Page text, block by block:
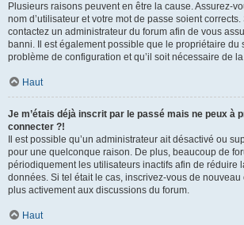
Plusieurs raisons peuvent en être la cause. Assurez-
nom d’utilisateur et votre mot de passe soient corrects.
contactez un administrateur du forum afin de vous
banni. Il est également possible que le propriétaire du
problème de configuration et qu’il soit nécessaire de
Haut
Je m’étais déjà inscrit par le passé mais ne peux à
connecter ?!
Il est possible qu’un administrateur ait désactivé ou
pour une quelconque raison. De plus, beaucoup de
périodiquement les utilisateurs inactifs afin de réduire
données. Si tel était le cas, inscrivez-vous de
plus activement aux discussions du forum.
Haut